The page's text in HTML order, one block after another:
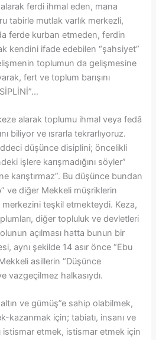
ferdi ihmal eden, mana
tabirle mutlak varlık merkezli,
ferde kurban etmeden, ferdin
kendini ifade edebilen “şahsiyet”
toplumun da gelişmesine
fert ve toplum barışını
alarak toplumu ihmal veya fedâ
biliyor ve ısrarla tekrarlıyoruz.
düşünce disiplini; öncelikli
işlere karışmadığını söyler”
karıştırmaz”. Bu düşünce bundan
ve diğer Mekkeli müşriklerin
merkezini teşkil etmekteydi. Keza,
diğer topluluk ve devletleri
açılması hatta bunun bir
aynı şekilde 14 asır önce “Ebu
asillerin “Düşünce
vazgeçilmez halkasıydı.
ve gümüş”e sahip olabilmek,
kazanmak için; tabiatı, insanı ve
istismar etmek, istismar etmek için